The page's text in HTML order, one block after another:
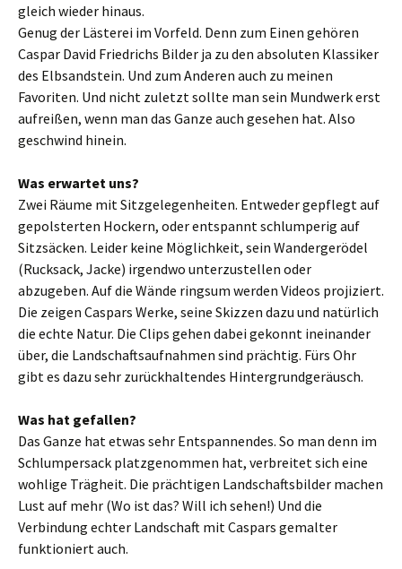
gleich wieder hinaus.
Genug der Lästerei im Vorfeld. Denn zum Einen gehören
Caspar David Friedrichs Bilder ja zu den absoluten Klassiker
des Elbsandstein. Und zum Anderen auch zu meinen
Favoriten. Und nicht zuletzt sollte man sein Mundwerk erst
aufreißen, wenn man das Ganze auch gesehen hat. Also
geschwind hinein.
Was erwartet uns?
Zwei Räume mit Sitzgelegenheiten. Entweder gepflegt auf
gepolsterten Hockern, oder entspannt schlumperig auf
Sitzsäcken. Leider keine Möglichkeit, sein Wandergerödel
(Rucksack, Jacke) irgendwo unterzustellen oder
abzugeben. Auf die Wände ringsum werden Videos projiziert.
Die zeigen Caspars Werke, seine Skizzen dazu und natürlich
die echte Natur. Die Clips gehen dabei gekonnt ineinander
über, die Landschaftsaufnahmen sind prächtig. Fürs Ohr
gibt es dazu sehr zurückhaltendes Hintergrundgeräusch.
Was hat gefallen?
Das Ganze hat etwas sehr Entspannendes. So man denn im
Schlumpersack platzgenommen hat, verbreitet sich eine
wohlige Trägheit. Die prächtigen Landschaftsbilder machen
Lust auf mehr (Wo ist das? Will ich sehen!) Und die
Verbindung echter Landschaft mit Caspars gemalter
funktioniert auch.